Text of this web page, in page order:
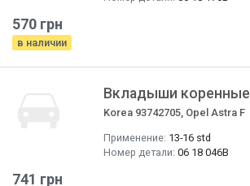
570 грн
в наличии
Вкладыши коренные
Korea 93742705, Opel Astra F
Применение: 13-16 std
Номер детали: 06 18 046B
741 грн